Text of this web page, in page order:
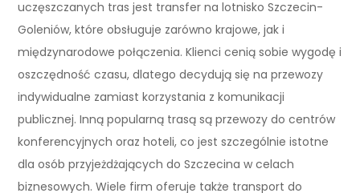
uczęszczanych tras jest transfer na lotnisko Szczecin-
Goleniów, które obsługuje zarówno krajowe, jak i
międzynarodowe połączenia. Klienci cenią sobie wygodę i
oszczędność czasu, dlatego decydują się na przewozy
indywidualne zamiast korzystania z komunikacji
publicznej. Inną popularną trasą są przewozy do centrów
konferencyjnych oraz hoteli, co jest szczególnie istotne
dla osób przyjeżdżających do Szczecina w celach
biznesowych. Wiele firm oferuje także transport do